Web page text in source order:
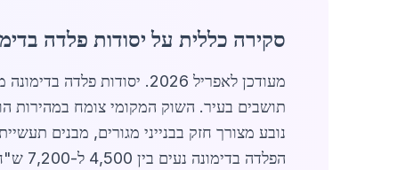
סקירה כללית על יסודות פלדה
תושבים בעיר. השוק המקומי צומח במהירות